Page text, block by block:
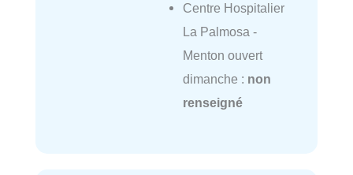
Centre Hospitalier
La Palmosa -
Menton ouvert
dimanche : non
renseigné